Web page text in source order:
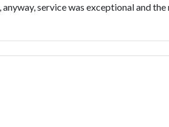
service was exceptional and